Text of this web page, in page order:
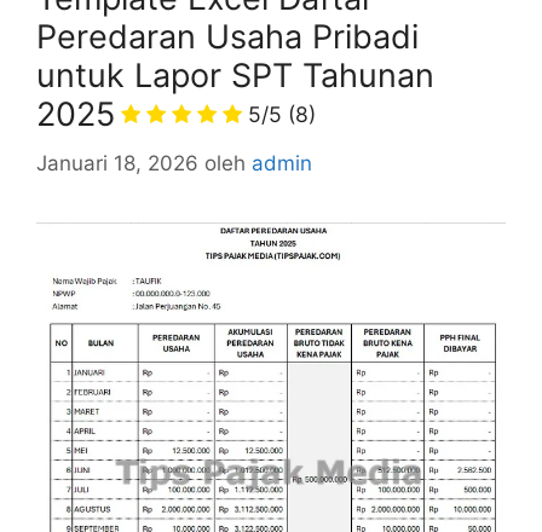
Peredaran Usaha Pribadi
untuk Lapor SPT Tahunan
2025
5/5 (8)
Januari 18, 2026 oleh admin